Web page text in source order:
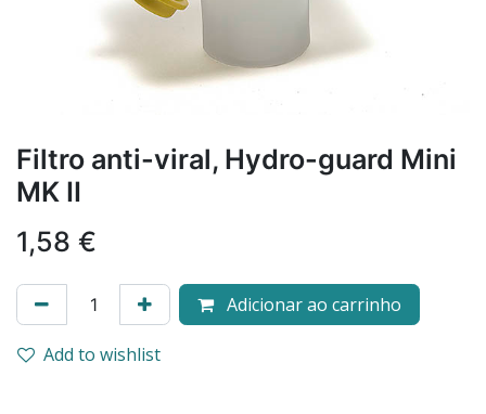
Filtro anti-viral, Hydro-guard Mini
MK II
1,58 €
Adicionar ao carrinho
Add to wishlist